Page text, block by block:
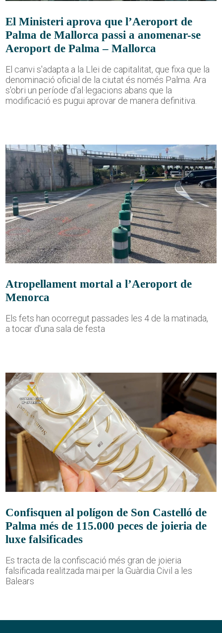
El Ministeri aprova que l’Aeroport de
Palma de Mallorca passi a anomenar-se
Aeroport de Palma – Mallorca
El canvi s'adapta a la Llei de capitalitat, que fixa que la
denominació oficial de la ciutat és només Palma. Ara
s'obri un període d'al·legacions abans que la
modificació es pugui aprovar de manera definitiva.
Atropellament mortal a l’Aeroport de
Menorca
Els fets han ocorregut passades les 4 de la matinada,
a tocar d'una sala de festa
Confisquen al polígon de Son Castelló de
Palma més de 115.000 peces de joieria de
luxe falsificades
Es tracta de la confiscació més gran de joieria
falsificada realitzada mai per la Guàrdia Civil a les
Balears